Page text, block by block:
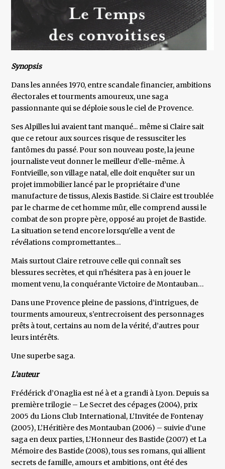
Synopsis
Dans les années 1970, entre scandale financier, ambitions
électorales et tourments amoureux, une saga
passionnante qui se déploie sous le ciel de Provence.
Ses Alpilles lui avaient tant manqué... même si Claire sait
que ce retour aux sources risque de ressusciter les
fantômes du passé. Pour son nouveau poste, la jeune
journaliste veut donner le meilleur d’elle-même. À
Fontvieille, son village natal, elle doit enquêter sur un
projet immobilier lancé par le propriétaire d’une
manufacture de tissus, Alexis Bastide. Si Claire est troublée
par le charme de cet homme mûr, elle comprend aussi le
combat de son propre père, opposé au projet de Bastide.
La situation se tend encore lorsqu'elle a vent de
révélations compromettantes…
Mais surtout Claire retrouve celle qui connaît ses
blessures secrètes, et qui n’hésitera pas à en jouer le
moment venu, la conquérante Victoire de Montauban…
Dans une Provence pleine de passions, d’intrigues, de
tourments amoureux, s’entrecroisent des personnages
prêts à tout, certains au nom de la vérité, d’autres pour
leurs intérêts.
Une superbe saga.
L’auteur
Frédérick d’Onaglia est né à et a grandi à Lyon. Depuis sa
première trilogie – Le Secret des cépages (2004), prix
2005 du Lions Club International, L’Invitée de Fontenay
(2005), L’Héritière des Montauban (2006) – suivie d’une
saga en deux parties, L’Honneur des Bastide (2007) et La
Mémoire des Bastide (2008), tous ses romans, qui allient
secrets de famille, amours et ambitions, ont été des